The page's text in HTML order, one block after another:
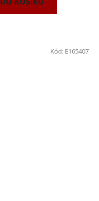
Kód: E165407